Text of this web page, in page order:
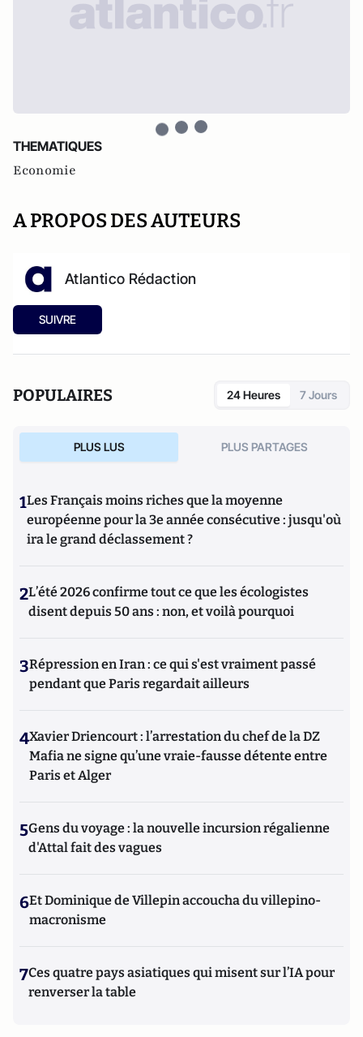
THEMATIQUES
Economie
A PROPOS DES AUTEURS
Atlantico Rédaction
SUIVRE
POPULAIRES 24 Heures 7 Jours
PLUS LUS PLUS PARTAGES
1Les Français moins riches que la moyenne
européenne pour la 3e année consécutive : jusqu'où
ira le grand déclassement ?
2L’été 2026 confirme tout ce que les écologistes
disent depuis 50 ans : non, et voilà pourquoi
3Répression en Iran : ce qui s'est vraiment passé
pendant que Paris regardait ailleurs
4Xavier Driencourt : l’arrestation du chef de la DZ
Mafia ne signe qu’une vraie-fausse détente entre
Paris et Alger
5Gens du voyage : la nouvelle incursion régalienne
d'Attal fait des vagues
6Et Dominique de Villepin accoucha du villepino-
macronisme
7Ces quatre pays asiatiques qui misent sur l’IA pour
renverser la table